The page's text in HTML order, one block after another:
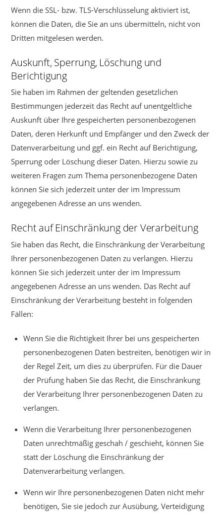
Wenn die SSL- bzw. TLS-Verschlüsselung aktiviert ist,
können die Daten, die Sie an uns übermitteln, nicht von
Dritten mitgelesen werden.
Auskunft, Sperrung, Löschung und
Berichtigung
Sie haben im Rahmen der geltenden gesetzlichen
Bestimmungen jederzeit das Recht auf unentgeltliche
Auskunft über Ihre gespeicherten personenbezogenen
Daten, deren Herkunft und Empfänger und den Zweck der
Datenverarbeitung und ggf. ein Recht auf Berichtigung,
Sperrung oder Löschung dieser Daten. Hierzu sowie zu
weiteren Fragen zum Thema personenbezogene Daten
können Sie sich jederzeit unter der im Impressum
angegebenen Adresse an uns wenden.
Recht auf Einschränkung der Verarbeitung
Sie haben das Recht, die Einschränkung der Verarbeitung
Ihrer personenbezogenen Daten zu verlangen. Hierzu
können Sie sich jederzeit unter der im Impressum
angegebenen Adresse an uns wenden. Das Recht auf
Einschränkung der Verarbeitung besteht in folgenden
Fällen:
Wenn Sie die Richtigkeit Ihrer bei uns gespeicherten
personenbezogenen Daten bestreiten, benötigen wir in
der Regel Zeit, um dies zu überprüfen. Für die Dauer
der Prüfung haben Sie das Recht, die Einschränkung
der Verarbeitung Ihrer personenbezogenen Daten zu
verlangen.
Wenn die Verarbeitung Ihrer personenbezogenen
Daten unrechtmäßig geschah / geschieht, können Sie
statt der Löschung die Einschränkung der
Datenverarbeitung verlangen.
Wenn wir Ihre personenbezogenen Daten nicht mehr
benötigen, Sie sie jedoch zur Ausübung, Verteidigung